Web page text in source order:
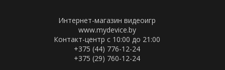
Интернет-магазин видеоигр
www.mydevice.by
Контакт-центр с 10:00 до 21:00
+375 (44) 776-12-24
+375 (29) 760-12-24